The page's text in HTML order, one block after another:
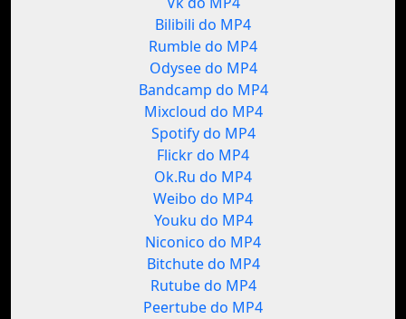
Bilibili do MP4
Rumble do MP4
Odysee do MP4
Bandcamp do MP4
Mixcloud do MP4
Spotify do MP4
Flickr do MP4
Ok.Ru do MP4
Weibo do MP4
Youku do MP4
Niconico do MP4
Bitchute do MP4
Rutube do MP4
Peertube do MP4